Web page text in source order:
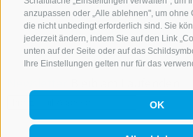
anzupassen oder „Alle ablehnen", um ohne
die nicht unbedingt erforderlich sind. Sie
jederzeit ändern, indem Sie auf den Link
unten auf der Seite oder auf das
Ihre Einstellungen gelten nur für das
OK
Alle Unterkünfte
activeCARD Sterzing
Anreise